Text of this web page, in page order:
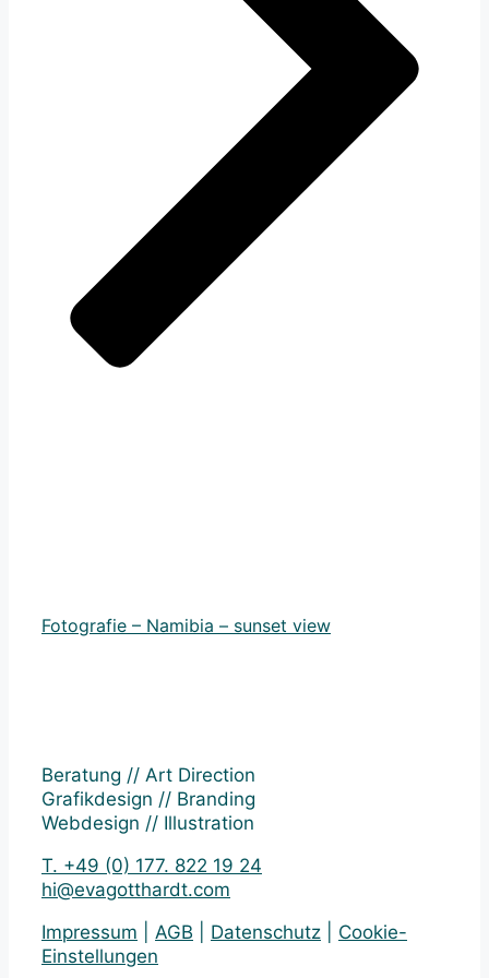
Fotografie – Namibia – sunset view
Beratung // Art Direction
Grafikdesign // Branding
Webdesign // Illustration
T. +49 (0) 177. 822 19 24
hi@evagotthardt.com
Impressum
AGB Datenschutz
Cookie-
Einstellungen